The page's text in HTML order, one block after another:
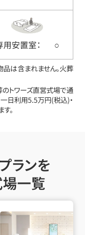
用安置室： ○
は含まれません。火葬
トワーズ直営式場で通
日利用5.5万円(税込)・
。
ランを
一覧